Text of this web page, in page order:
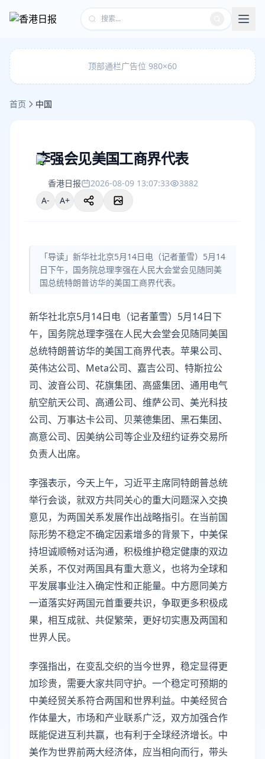
顶部通栏广告位 980×60
首页 中国
李强会见美国工商界代表
香港日报 2026-08-09 13:07:33
3882
A-
A+
「导读」新华社北京5月14日电（记者董雪）5月14
日下午，国务院总理李强在人民大会堂会见随同美
国总统特朗普访华的美国工商界代表。
新华社北京5月14日电（记者董雪）5月14日下
午，国务院总理李强在人民大会堂会见随同美国
总统特朗普访华的美国工商界代表。苹果公司、
英伟达公司、Meta公司、嘉吉公司、特斯拉公
司、波音公司、花旗集团、高盛集团、通用电气
航空航天公司、高通公司、维萨公司、美光科技
公司、万事达卡公司、贝莱德集团、黑石集团、
高意公司、因美纳公司等企业及纽约证券交易所
负责人出席。
李强表示，今天上午，习近平主席同特朗普总统
举行会谈，就双方共同关心的重大问题深入交换
意见，为两国关系发展作出战略指引。在当前国
际形势不稳定不确定因素增多的背景下，中美保
持坦诚顺畅对话沟通，积极维护稳定健康的双边
关系，不仅对两国具有重大意义，也将为全球和
平发展事业注入确定性和正能量。中方愿同美方
一道落实好两国元首重要共识，争取更多积极成
果，相互成就、共促繁荣，更好切实惠及两国和
世界人民。
李强指出，在变乱交织的当今世界，稳定显得更
加珍贵，需要大家共同守护。一个稳定可预期的
中美经贸关系符合两国和世界利益。中美经贸合
作体量大，市场和产业联系广泛，双方加强合作
既能促进互利共赢，也有利于全球经济增长。中
美作为世界前两大经济体，应当相向而行，带头